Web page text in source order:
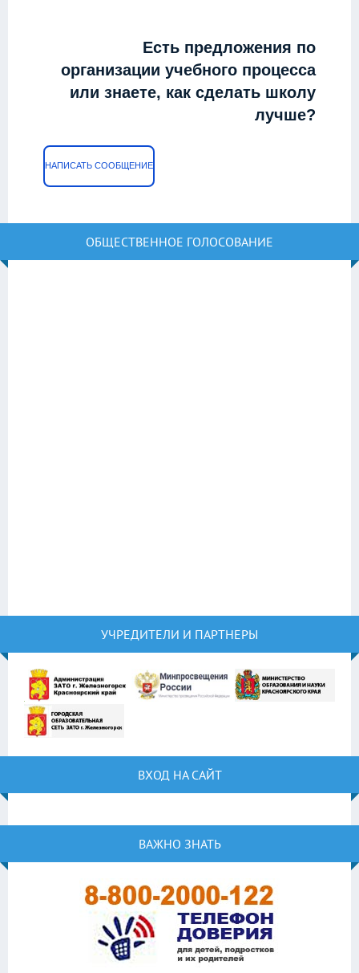
Есть предложения по
организации учебного процесса
или знаете, как сделать школу
лучше?
НАПИСАТЬ СООБЩЕНИЕ
ОБЩЕСТВЕННОЕ ГОЛОСОВАНИЕ
УЧРЕДИТЕЛИ И ПАРТНЕРЫ
ВХОД НА САЙТ
ВАЖНО ЗНАТЬ